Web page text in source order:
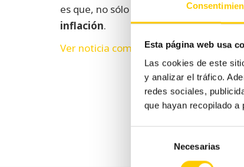
Esta página web usa
Las cookies de este
y analizar el tráfico.
redes sociales,
que hayan recopilado
consentimiento
Necesarias
es que, no sólo genera inestabilidad
inflación.
Ver noticia completa